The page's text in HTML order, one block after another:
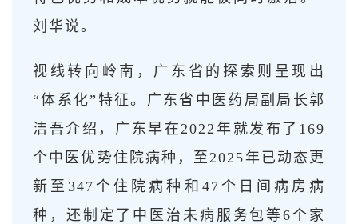
刘华说。
视线转向岭南，广东省的探索则呈现出
“体系化”特征。广东省中医药局副局长郭
洁吾介绍，广东早在2022年就发布了169
个中医优势住院病种，至2025年已动态更
新至347个住院病种和47个日间病房病
种，还制定了中医治未病服务包等6个家